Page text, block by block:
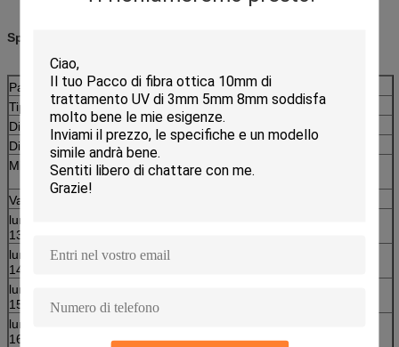
Specifiche:
Parametri fisici
Tipo della fibra
Singolo modo
Diametro di fibra rivestita
250um
Diametro di fibra nuda
Min Macrobending Radus
33mm)/15mm (G.657A) (di
Valore tipico di attenuazione
lunghezza d'onda di lavoro
1310nm
lunghezza d'onda di lavoro
1490nm
lunghezza d'onda di lavoro
1550nm
lunghezza d'onda di lavoro
1625nm